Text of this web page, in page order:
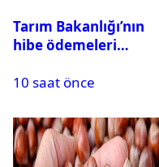
Tarım Bakanlığı’nın
hibe ödemeleri
destek tutarı açıklandı
10 saat önce